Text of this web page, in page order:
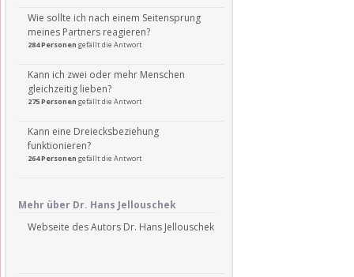
Wie sollte ich nach einem Seitensprung
meines Partners reagieren?
284 Personen gefällt die Antwort
Kann ich zwei oder mehr Menschen
gleichzeitig lieben?
275 Personen gefällt die Antwort
Kann eine Dreiecksbeziehung
funktionieren?
264 Personen gefällt die Antwort
Mehr über Dr. Hans Jellouschek
Webseite des Autors Dr. Hans Jellouschek